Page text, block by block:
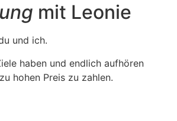
mit Leonie
und ich.
haben und endlich aufhören
hohen Preis zu zahlen.